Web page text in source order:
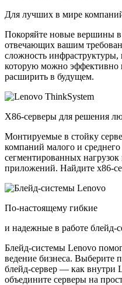
Для лучших в мире
Покоряйте новые вершины
отвечающих вашим
сложность инфраструктуры,
которую можно эффективно
расширить в будущем.
X86-серверы для решения
Монтируемые в стойку
компаний малого и
сегментированных
приложений. Найдите x86-
По-настоящему гибкие
и надежные в работе блейд-
Блейд-системы Lenovo
ведение бизнеса. Выберите
блейд-сервер — как внутри
объедините серверы на